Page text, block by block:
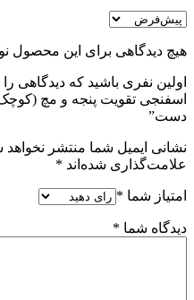
هیچ دیدگاهی برای این محصول
اولین نفری باشید که دیدگاهی
اسفنجی تقویت پنجه و مچ
دست”
نشانی ایمیل شما منتشر نخواهد
علامت‌گذاری شده‌اند *
امتیاز شما *
دیدگاه شما *